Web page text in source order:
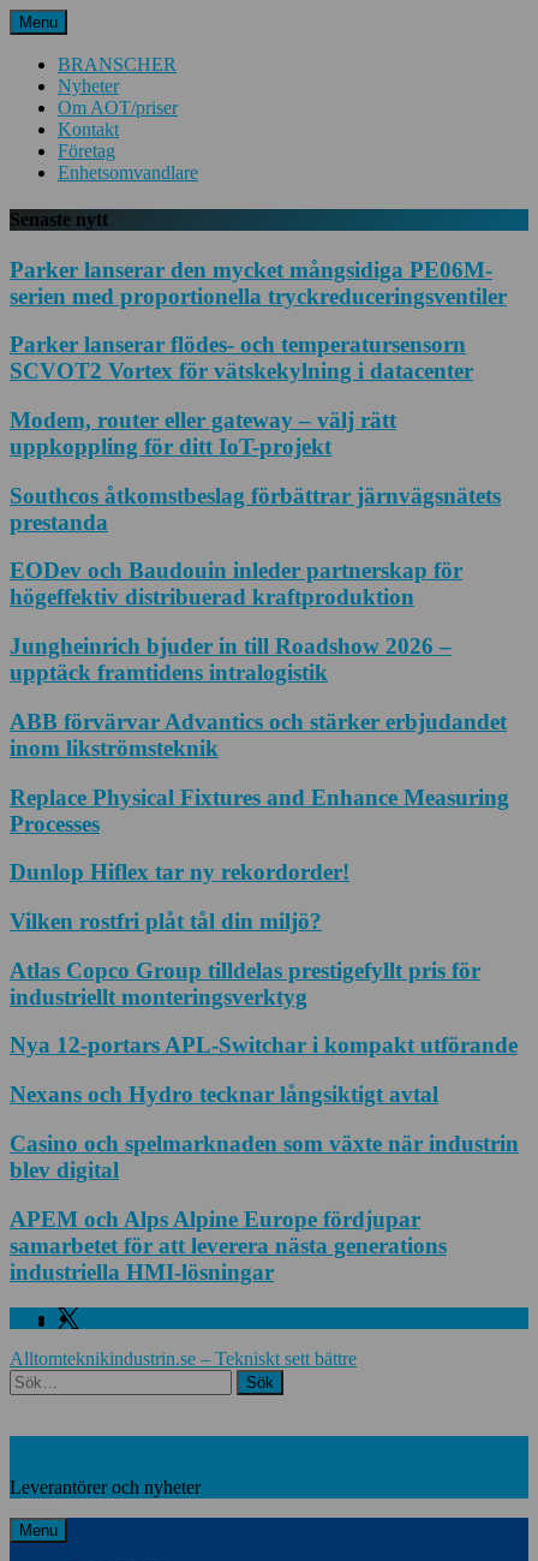
Hoppa
till
innehåll
Menu
BRANSCHER
Nyheter
Om AOT/priser
Kontakt
Företag
Enhetsomvandlare
Senaste nytt
Parker lanserar den mycket mångsidiga PE06M-
serien med proportionella tryckreduceringsventiler
Parker lanserar flödes- och temperatursensorn
SCVOT2 Vortex för vätskekylning i datacenter
Modem, router eller gateway – välj rätt
uppkoppling för ditt IoT-projekt
Southcos åtkomstbeslag förbättrar järnvägsnätets
prestanda
EODev och Baudouin inleder partnerskap för
högeffektiv distribuerad kraftproduktion
Jungheinrich bjuder in till Roadshow 2026 –
upptäck framtidens intralogistik
ABB förvärvar Advantics och stärker erbjudandet
inom likströmsteknik
Replace Physical Fixtures and Enhance Measuring
Processes
Dunlop Hiflex tar ny rekordorder!
Vilken rostfri plåt tål din miljö?
Atlas Copco Group tilldelas prestigefyllt pris för
industriellt monteringsverktyg
Nya 12-portars APL-Switchar i kompakt utförande
Nexans och Hydro tecknar långsiktigt avtal
Casino och spelmarknaden som växte när industrin
blev digital
APEM och Alps Alpine Europe fördjupar
samarbetet för att leverera nästa generations
industriella HMI-lösningar
Facebook
Twitter
Alltomteknikindustrin.se – Tekniskt sett bättre
Search
Leverantörer och nyheter
Menu